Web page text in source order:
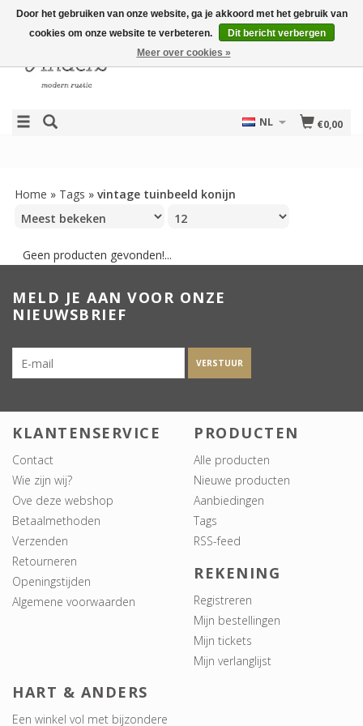
€0,00
NL
Home » Tags » vintage tuinbeeld konijn
Geen producten gevonden!...
MELD JE AAN VOOR ONZE
NIEUWSBRIEF
VERSTUUR
KLANTENSERVICE
Contact
Wie zijn wij?
Ove deze webshop
Betaalmethoden
Verzenden
Retourneren
Openingstijden
Algemene voorwaarden
PRODUCTEN
Alle producten
Nieuwe producten
Aanbiedingen
Tags
RSS-feed
REKENING
Registreren
Mijn bestellingen
Mijn tickets
Mijn verlanglijst
HART & ANDERS
Een winkel vol met bijzondere
Door het gebruiken van onze website, ga je akkoord met het gebruik van
cookies om onze website te verbeteren.
Dit bericht verbergen
Meer over cookies »